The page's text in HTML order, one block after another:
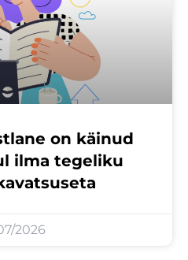
on käinud
ilma tegeliku
2026